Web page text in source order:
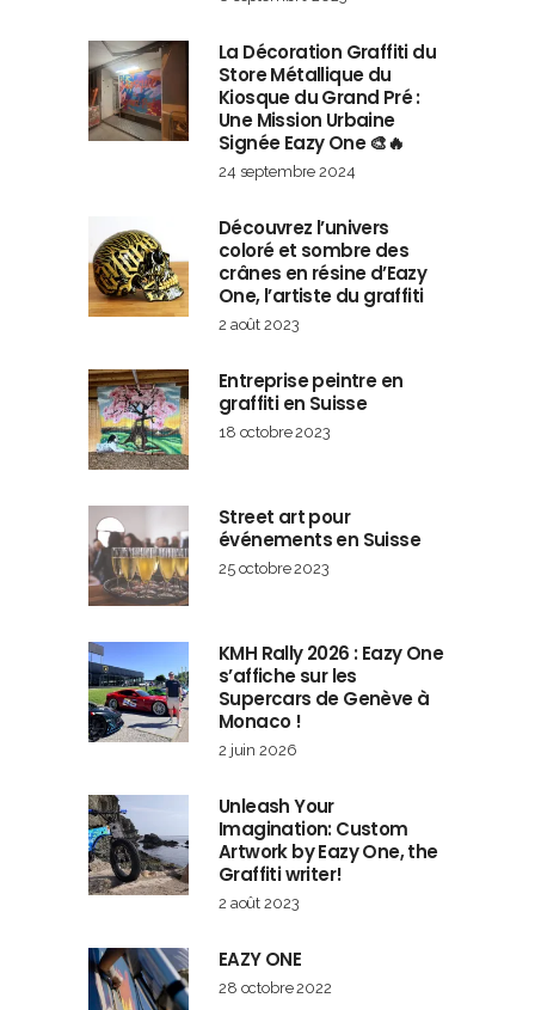
La Décoration Graffiti du
Store Métallique du
Kiosque du Grand Pré :
Une Mission Urbaine
Signée Eazy One 🎨🔥
24 septembre 2024
Découvrez l’univers
coloré et sombre des
crânes en résine d’Eazy
One, l’artiste du graffiti
2 août 2023
Entreprise peintre en
graffiti en Suisse
18 octobre 2023
Street art pour
événements en Suisse
25 octobre 2023
KMH Rally 2026 : Eazy One
s’affiche sur les
Supercars de Genève à
Monaco !
2 juin 2026
Unleash Your
Imagination: Custom
Artwork by Eazy One, the
Graffiti writer!
2 août 2023
EAZY ONE
28 octobre 2022